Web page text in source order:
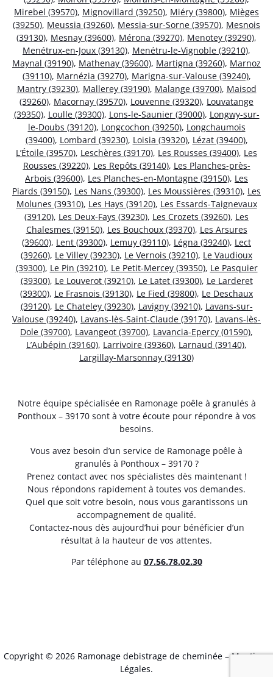
Mirebel (39570), Mignovillard (39250), Miéry (39800), Mièges
(39250), Meussia (39260), Messia-sur-Sorne (39570), Mesnois
(39130), Mesnay (39600), Mérona (39270), Menotey (39290),
Menétrux-en-Joux (39130), Menétru-le-Vignoble (39210),
Maynal (39190), Mathenay (39600), Martigna (39260), Marnoz
(39110), Marnézia (39270), Marigna-sur-Valouse (39240),
Mantry (39230), Mallerey (39190), Malange (39700), Maisod
(39260), Macornay (39570), Louvenne (39320), Louvatange
(39350), Loulle (39300), Lons-le-Saunier (39000), Longwy-sur-
le-Doubs (39120), Longcochon (39250), Longchaumois
(39400), Lombard (39230), Loisia (39320), Lézat (39400),
L’Étoile (39570), Leschères (39170), Les Rousses (39400), Les
Rousses (39220), Les Repôts (39140), Les Planches-près-
Arbois (39600), Les Planches-en-Montagne (39150), Les
Piards (39150), Les Nans (39300), Les Moussières (39310), Les
Molunes (39310), Les Hays (39120), Les Essards-Taignevaux
(39120), Les Deux-Fays (39230), Les Crozets (39260), Les
Chalesmes (39150), Les Bouchoux (39370), Les Arsures
(39600), Lent (39300), Lemuy (39110), Légna (39240), Lect
(39260), Le Villey (39230), Le Vernois (39210), Le Vaudioux
(39300), Le Pin (39210), Le Petit-Mercey (39350), Le Pasquier
(39300), Le Louverot (39210), Le Latet (39300), Le Larderet
(39300), Le Frasnois (39130), Le Fied (39800), Le Deschaux
(39120), Le Chateley (39230), Lavigny (39210), Lavans-sur-
Valouse (39240), Lavans-lès-Saint-Claude (39170), Lavans-lès-
Dole (39700), Lavangeot (39700), Lavancia-Epercy (01590),
L’Aubépin (39160), Larrivoire (39360), Larnaud (39140),
Largillay-Marsonnay (39130)
Notre équipe spécialisée en Ramonage poêle à granulés à
Ponthoux – 39170 sont à votre écoute pour répondre à vos
besoins.
Vous avez besoin d’un service de Ramonage poêle à
granulés à Ponthoux – 39170 ?
Prenez contact avec nos spécialistes dès maintenant !
Nous répondons rapidement à toutes vos demandes.
Quel que soit votre besoin, nous vous garantissons un
accompagnement de qualité.
Contactez-nous dès aujourd’hui pour bénéficier d’un
résultat à la hauteur de vos attentes.
Par téléphone au 07.56.78.02.30
Copyright © 2026 Ramonage debistrage de cheminée –Mentions
Légales.